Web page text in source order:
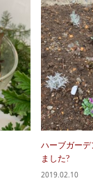
ハーブガー
ました?
2019.02.10